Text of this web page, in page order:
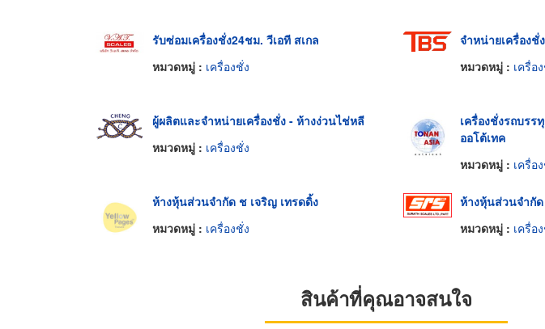
รับซ่อมเครื่องชั่ง24ชม. วีเอที สเกล
หมวดหมู่ : เครื่องชั่ง
จำหน่ายเครื่องชั่
หมวดหมู่ : เครื่อ
ผู้ผลิตและจำหน่ายเครื่องชั่ง - ห้างง่วนไช่หลี
หมวดหมู่ : เครื่องชั่ง
เครื่องชั่งรถบรร
ออโต้เทค
หมวดหมู่ : เครื่อ
ห้างหุ้นส่วนจำกัด ช เจริญ เทรดดิ้ง
หมวดหมู่ : เครื่องชั่ง
ห้างหุ้นส่วนจำกั
หมวดหมู่ : เครื่อ
สินค้าที่คุณอาจสนใจ